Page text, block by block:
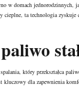
w domach jednorodzinnych,
ta technologia zyskuje
który przekształca
kluczowy dla zapewnienia